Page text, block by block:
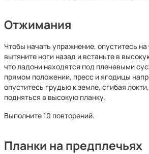
Отжимания
Чтобы начать упражнение, опуститесь
вытяните ноги назад и встаньте в
что ладони находятся под плечевыми
прямом положении, пресс и ягодицы
опуститесь грудью к земле, сгибая
подняться в высокую планку.
Выполните 10 повторений.
Планки на предплечьях